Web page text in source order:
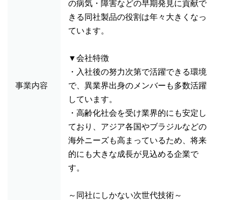
事業内容
の病気・障害などの早期発見に貢献で
きる同社製品の役割は年々大きくなっ
ています。
▼会社特徴
・入社後の努力次第で活躍できる環境
で、異業界出身のメンバーも多数活躍
しています。
・高齢化社会を受け業界的にも安定し
ており、アジア各国やブラジルなどの
海外ニーズも高まっているため、将来
的にも大きな成長が見込める企業で
す。
～同社にしかない次世代技術～